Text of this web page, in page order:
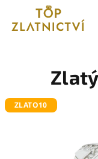
obsah
ZLATO10